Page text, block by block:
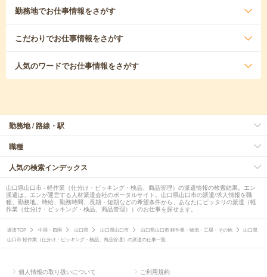
勤務地でお仕事情報をさがす
こだわりでお仕事情報をさがす
人気のワードでお仕事情報をさがす
勤務地 / 路線・駅
職種
人気の検索インデックス
山口県山口市 - 軽作業（仕分け・ピッキング・検品、商品管理）の派遣情報の検索結果。エン
派遣は、エンが運営する人材派遣会社のポータルサイト。山口県山口市の派遣/求人情報を職
種、勤務地、時給、勤務時間、長期・短期などの希望条件から、あなたにピッタリの派遣（軽
作業（仕分け・ピッキング・検品、商品管理））のお仕事を探せます。
派遣TOP 中国・四国 山口県 山口県山口市 山口県山口市 軽作業・物流・工場・その他
山口県
山口市 軽作業（仕分け・ピッキング・検品、商品管理）の派遣の仕事一覧
個人情報の取り扱いについて ご利用規約